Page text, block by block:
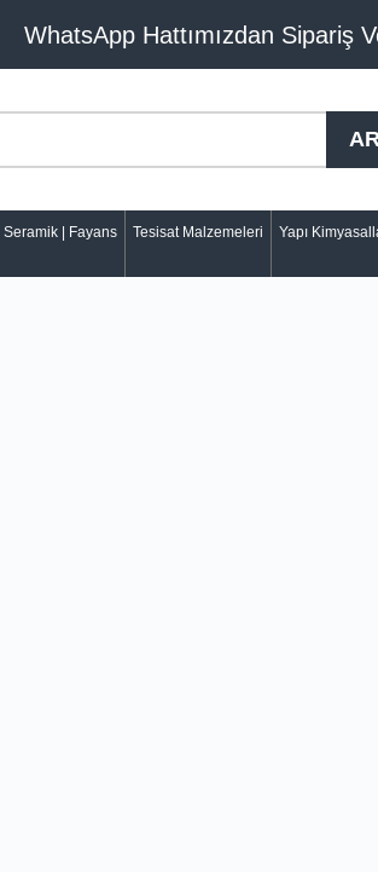
WhatsApp Hattımızdan Sipariş
Seramik | Fayans Tesisat Malzemeleri Yapı